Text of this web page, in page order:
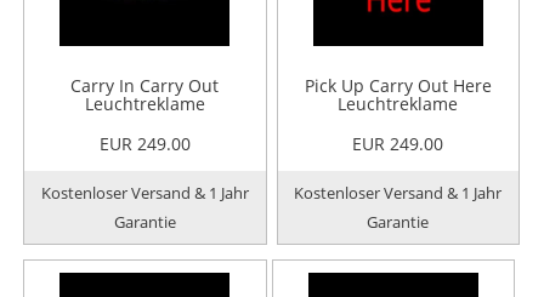
Carry In Carry Out
Leuchtreklame
EUR 249.00
Kostenloser Versand & 1 Jahr
Garantie
Pick Up Carry Out Here
Leuchtreklame
EUR 249.00
Kostenloser Versand & 1 Jahr
Garantie